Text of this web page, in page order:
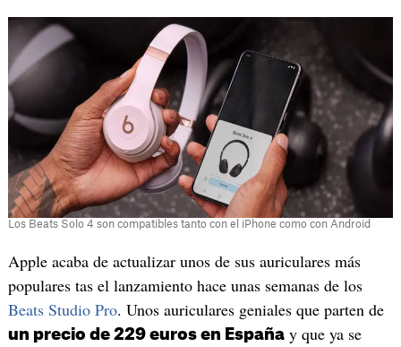
Los Beats Solo 4 son compatibles tanto con el iPhone como con Android
Apple acaba de actualizar unos de sus auriculares más
populares tas el lanzamiento hace unas semanas de los
Beats Studio Pro. Unos auriculares geniales que parten de
un precio de 229 euros en Españay que ya se